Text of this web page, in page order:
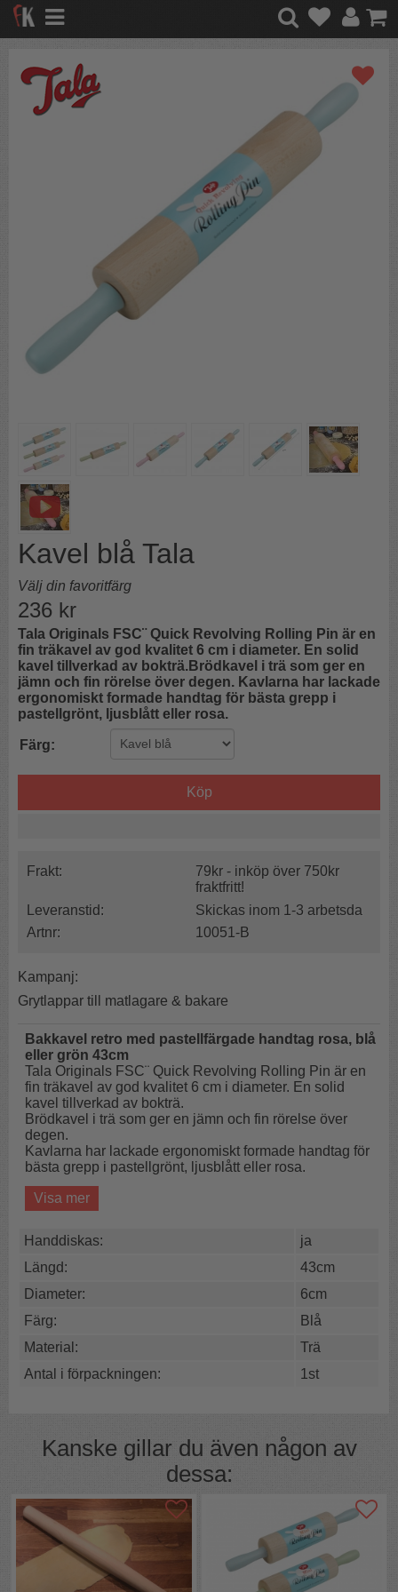
Kavel blå Tala
Välj din favoritfärg
236 kr
Tala Originals FSC¨ Quick Revolving Rolling Pin är en
fin träkavel av god kvalitet 6 cm i diameter. En solid
kavel tillverkad av bokträ.Brödkavel i trä som ger en
jämn och fin rörelse över degen. Kavlarna har lackade
ergonomiskt formade handtag för bästa grepp i
pastellgrönt, ljusblått eller rosa.
Färg:
Köp
Frakt:
79kr - inköp över 750kr
fraktfritt!
Leveranstid:
Skickas inom 1-3 arbetsda
Artnr:
10051-B
Kampanj:
Grytlappar till matlagare & bakare
Bakkavel retro med pastellfärgade handtag rosa, blå
eller grön 43cm
Tala Originals FSC¨ Quick Revolving Rolling Pin är en
fin träkavel av god kvalitet 6 cm i diameter. En solid
kavel tillverkad av bokträ.
Brödkavel i trä som ger en jämn och fin rörelse över
degen.
Kavlarna har lackade ergonomiskt formade handtag för
bästa grepp i pastellgrönt, ljusblått eller rosa.
Träföremål ska alltid handdiskas. Kom ihåg att inte
lägga kaveln i blöt utan diska den direkt. Blötlagd kavel
Fin retrolook
Bra kvalitet
Tillverkad i bok
Visa mer
Handdiskas:
ja
Längd:
43cm
Diameter:
6cm
Färg:
Blå
Material:
Trä
Antal i förpackningen:
1st
Kanske gillar du även någon av
dessa: